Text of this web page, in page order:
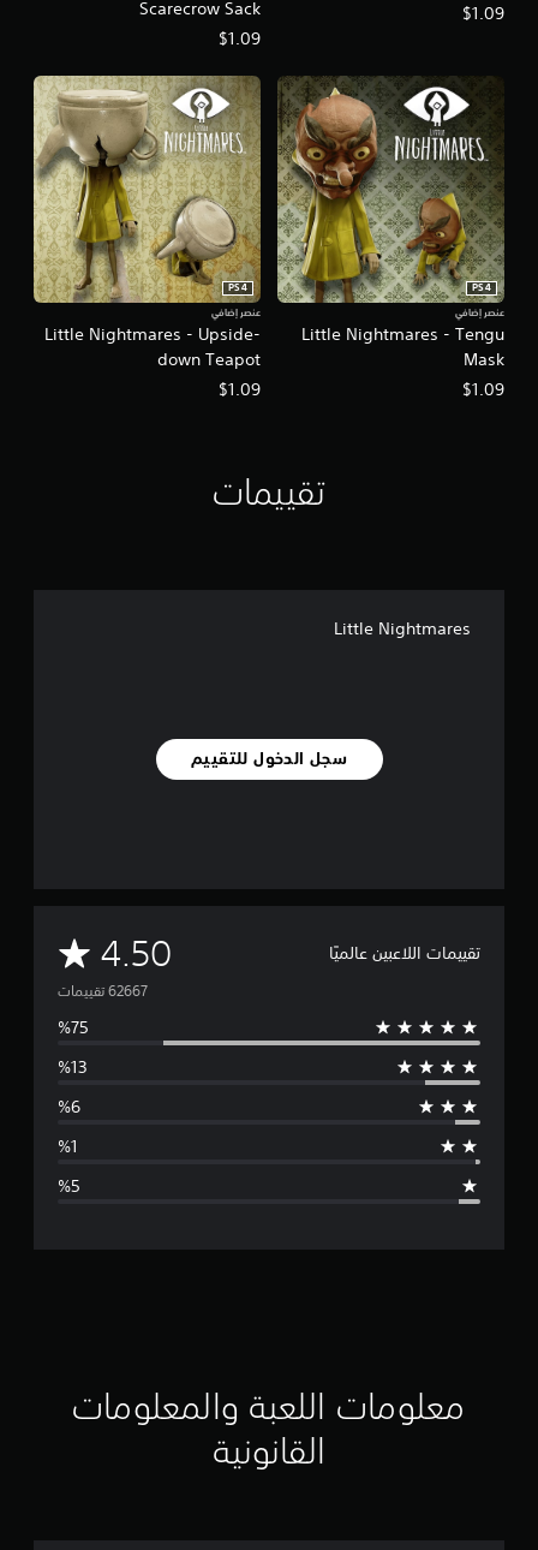
$1.09
Scarecrow Sack
$1.09
Little Nightmares - Tengu
Mask
PS4
عنصر إضافي
$1.09
Little Nightmares - Upside-
down Teapot
PS4
عنصر إضافي
$1.09
تقييمات
Little Nightmares
سجل الدخول للتقييم
تقييمات اللاعبين عالميًا 4.50م
ت
و
س
ت
ي
معلومات اللعبة والمعلومات
القانونية